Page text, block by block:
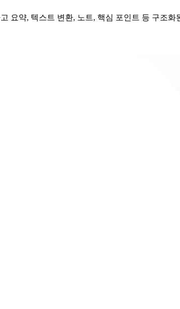
요약, 텍스트 변환, 노트, 핵심 포인트 등 구조